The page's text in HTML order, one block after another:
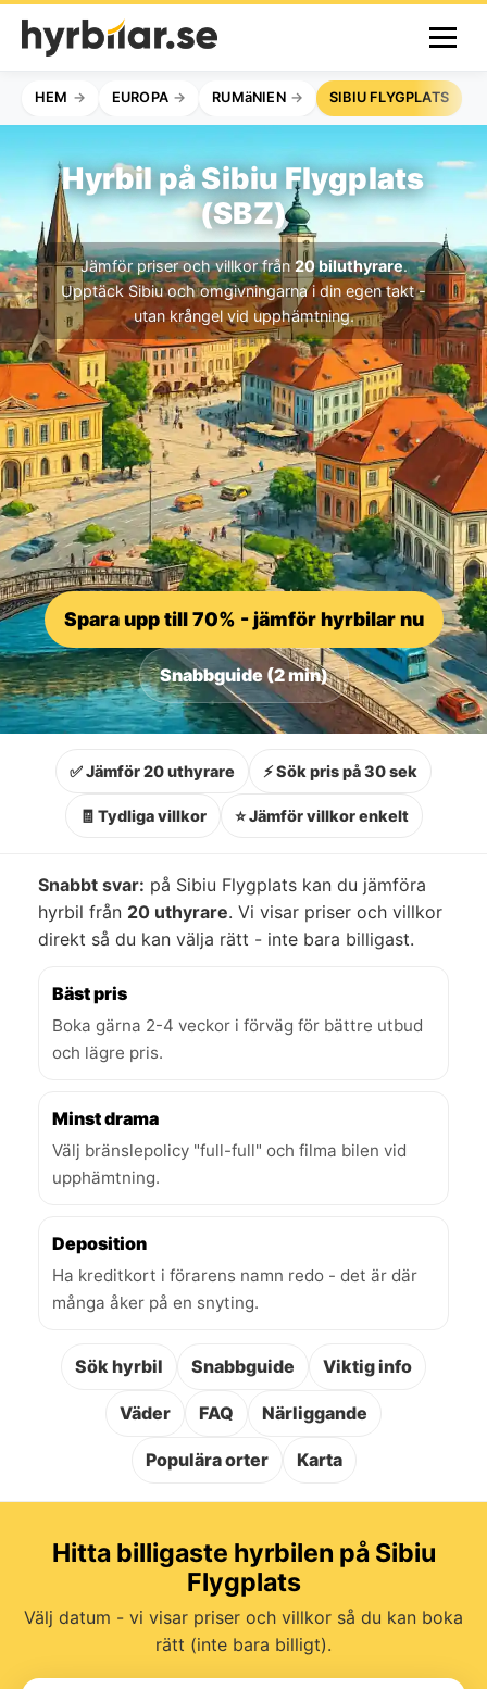
HEM EUROPA RUMäNIEN SIBIU FLYGPLATS
Hyrbil på Sibiu Flygplats
(SBZ)
Jämför priser och villkor från20 biluthyrare.
Upptäck Sibiu och omgivningarna i din egen takt -
utan krångel vid upphämtning.
Spara upp till 70% - jämför hyrbilar nu
Snabbguide (2 min)
✅ Jämför 20 uthyrare ⚡ Sök pris på 30 sek
🧾 Tydliga villkor ⭐ Jämför villkor enkelt
Snabbt svar: på Sibiu Flygplats kan du jämföra
hyrbil från 20 uthyrare. Vi visar priser och villkor
direkt så du kan välja rätt - inte bara billigast.
Bäst pris
Boka gärna 2-4 veckor i förväg för bättre utbud
och lägre pris.
Minst drama
Välj bränslepolicy "full-full" och filma bilen vid
upphämtning.
Deposition
Ha kreditkort i förarens namn redo - det är där
många åker på en snyting.
Sök hyrbil Snabbguide Viktig info
Väder FAQ Närliggande
Populära orter Karta
Hitta billigaste hyrbilen på Sibiu
Flygplats
Välj datum - vi visar priser och villkor så du kan boka
rätt (inte bara billigt).